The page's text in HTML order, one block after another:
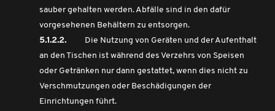
sauber gehalten werden. Abfälle sind in den dafür
vorgesehenen Behältern zu entsorgen.
5.1.2.2.
Die Nutzung von Geräten und der Aufenthalt
an den Tischen ist während des Verzehrs von Speisen
oder Getränken nur dann gestattet, wenn dies nicht zu
Verschmutzungen oder Beschädigungen der
Einrichtungen führt.